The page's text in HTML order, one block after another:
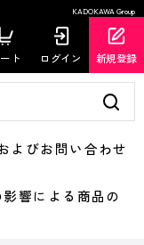
KADOKAWA Group
ト ログイン 新規登録
びお問い合わせ
響による商品の